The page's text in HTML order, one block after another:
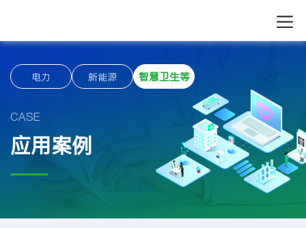
电力 新能源 智慧卫生等
CASE
应用案例